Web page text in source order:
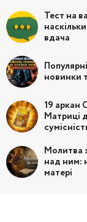
Тест на
вдача
новинки
19 аркан
Матриці
Молитва
над ним:
матері